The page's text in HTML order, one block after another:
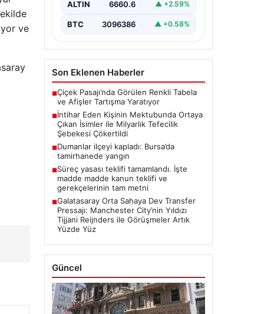
ve
belirterek yaşamına son veren bir
mektupta yer alan…
ALTIN 6660.6 ▲ +2.59%
BTC 3096386 ▲ +0.58%
Son Eklenen Haberler
■Çiçek Pasajı’nda Görülen Renkli Tabela
ve Afişler Tartışma Yaratıyor
■İntihar Eden Kişinin Mektubunda Ortaya
Çıkan İsimler ile Milyarlık Tefecilik
Şebekesi Çökertildi
■Dumanlar ilçeyi kapladı: Bursa’da
tamirhanede yangın
■Süreç yasası teklifi tamamlandı. İşte
madde madde kanun teklifi ve
gerekçelerinin tam metni
■Galatasaray Orta Sahaya Dev Transfer
Pressajı: Manchester City’nin Yıldızı
Tijjani Reijnders ile Görüşmeler Artık
Yüzde Yüz
Güncel